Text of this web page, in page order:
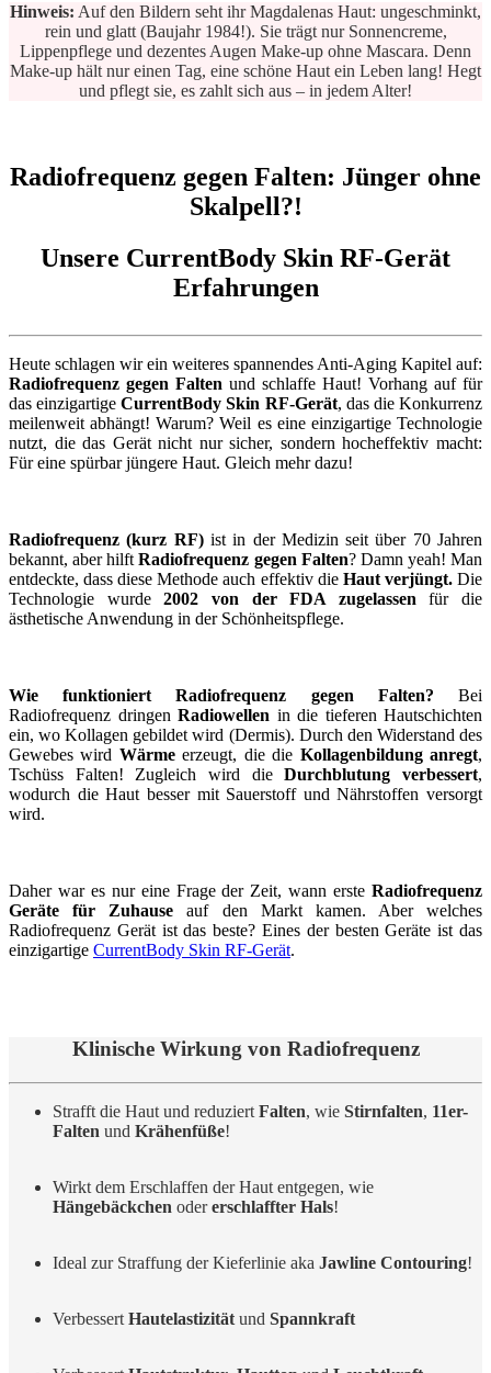
Hinweis: Auf den Bildern seht ihr Magdalenas Haut: ungeschminkt,
rein und glatt (Baujahr 1984!). Sie trägt nur Sonnencreme,
Lippenpflege und dezentes Augen Make-up ohne Mascara. Denn
Make-up hält nur einen Tag, eine schöne Haut ein Leben lang! Hegt
und pflegt sie, es zahlt sich aus – in jedem Alter!
Radiofrequenz gegen Falten: Jünger ohne
Skalpell?!
Unsere CurrentBody Skin RF-Gerät
Erfahrungen
Heute schlagen wir ein weiteres spannendes Anti-Aging Kapitel auf:
Radiofrequenz gegen Falten und schlaffe Haut! Vorhang auf für
das einzigartigeCurrentBody Skin RF-Gerät, das die Konkurrenz
meilenweit abhängt! Warum? Weil es eine einzigartige Technologie
nutzt, die das Gerät nicht nur sicher, sondern hocheffektiv macht:
Für eine spürbar jüngere Haut. Gleich mehr dazu!
Radiofrequenz (kurz RF)ist in der Medizin seit über 70 Jahren
bekannt, aber hilftRadiofrequenz gegen Falten? Damn yeah! Man
entdeckte, dass diese Methode auch effektiv die Haut verjüngt.Die
Technologie wurde2002 von der FDA zugelassenfür die
ästhetische Anwendung in der Schönheitspflege.
Wie funktioniert Radiofrequenz gegen Falten? Bei
Radiofrequenz dringen Radiowellen in die tieferen Hautschichten
ein, wo Kollagen gebildet wird (Dermis). Durch den Widerstand des
Gewebes wird Wärmeerzeugt, die die Kollagenbildung anregt,
Tschüss Falten! Zugleich wird dieDurchblutung verbessert,
wodurch die Haut besser mit Sauerstoff und Nährstoffen versorgt
wird.
Daher war es nur eine Frage der Zeit, wann erste Radiofrequenz
Geräte für Zuhause auf den Markt kamen. Aber welches
Radiofrequenz Gerät ist das beste? Eines der besten Geräte ist das
einzigartige CurrentBody Skin RF-Gerät.
Klinische Wirkung von Radiofrequenz
Strafft die Haut und reduziert Falten, wie Stirnfalten, 11er-
Falten und Krähenfüße!
Wirkt dem Erschlaffen der Haut entgegen, wie
Hängebäckchen odererschlaffter Hals!
Ideal zur Straffung der Kieferlinie aka Jawline Contouring!
Verbessert Hautelastizität und Spannkraft